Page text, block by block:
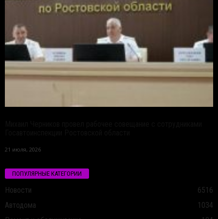
21 июля, 2026
ПОПУЛЯРНЫЕ КАТЕГОРИИ
Новости
6516
Автодома
1034